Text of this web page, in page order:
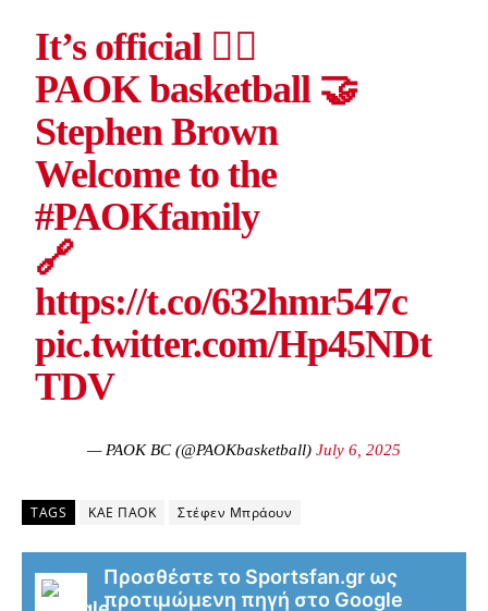
It’s official ✍🏻
PAOK basketball 🤝
Stephen Brown
Welcome to the
#PAOKfamily
🔗
https://t.co/632hmr547c
pic.twitter.com/Hp45NDt
TDV
— PAOK BC (@PAOKbasketball) July 6, 2025
TAGS ΚΑΕ ΠΑΟΚ Στέφεν Μπράουν
Προσθέστε το Sportsfan.gr ως
προτιμώμενη πηγή στο Google